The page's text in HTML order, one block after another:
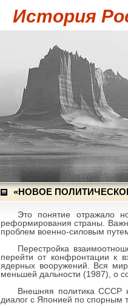
История
«НОВОЕ
Это понятие отражало
реформирования страны.
проблем военно-силовым
Перестройка
перейти от конфронтации к
ядерных вооружений. Вся
меньшей дальности (1987), о
Внешняя политика СССР
диалог с Японией по спорным